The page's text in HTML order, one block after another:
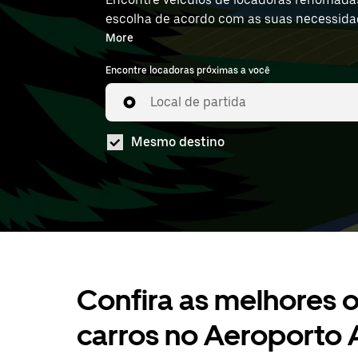
escolha de acordo com as suas
locações de carros disponíveis no XAP.
More
Encontre locadoras próximas a você
Local de partida
Mesmo destino
Confira as melhores
carros no Aeroporto